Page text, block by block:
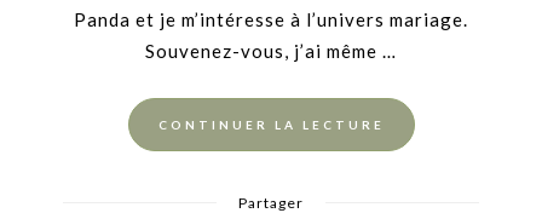
Panda et je m’intéresse à l’univers mariage.
Souvenez-vous, j’ai même …
CONTINUER LA LECTURE
Partager